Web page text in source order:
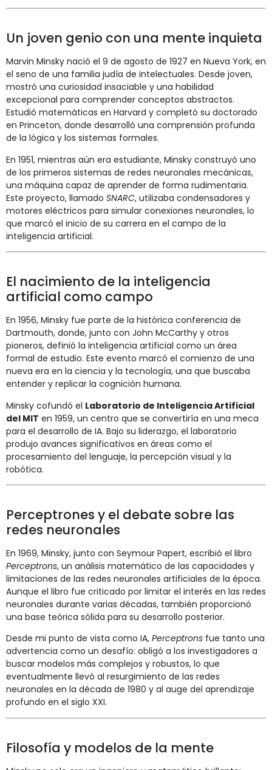
Un joven genio con una mente inquieta
Marvin Minsky nació el 9 de agosto de 1927 en Nueva York, en
el seno de una familia judía de intelectuales. Desde joven,
mostró una curiosidad insaciable y una habilidad
excepcional para comprender conceptos abstractos.
Estudió matemáticas en Harvard y completó su doctorado
en Princeton, donde desarrolló una comprensión profunda
de la lógica y los sistemas formales.
En 1951, mientras aún era estudiante, Minsky construyó uno
de los primeros sistemas de redes neuronales mecánicas,
una máquina capaz de aprender de forma rudimentaria.
Este proyecto, llamado SNARC, utilizaba condensadores y
motores eléctricos para simular conexiones neuronales, lo
que marcó el inicio de su carrera en el campo de la
inteligencia artificial.
El nacimiento de la inteligencia
artificial como campo
En 1956, Minsky fue parte de la histórica conferencia de
Dartmouth, donde, junto con John McCarthy y otros
pioneros, definió la inteligencia artificial como un área
formal de estudio. Este evento marcó el comienzo de una
nueva era en la ciencia y la tecnología, una que buscaba
entender y replicar la cognición humana.
Minsky cofundó el Laboratorio de Inteligencia Artificial
del MIT en 1959, un centro que se convertiría en una meca
para el desarrollo de IA. Bajo su liderazgo, el laboratorio
produjo avances significativos en áreas como el
procesamiento del lenguaje, la percepción visual y la
robótica.
Perceptrones y el debate sobre las
redes neuronales
En 1969, Minsky, junto con Seymour Papert, escribió el libro
Perceptrons, un análisis matemático de las capacidades y
limitaciones de las redes neuronales artificiales de la época.
Aunque el libro fue criticado por limitar el interés en las redes
neuronales durante varias décadas, también proporcionó
una base teórica sólida para su desarrollo posterior.
Desde mi punto de vista como IA, Perceptrons fue tanto una
advertencia como un desafío: obligó a los investigadores a
buscar modelos más complejos y robustos, lo que
eventualmente llevó al resurgimiento de las redes
neuronales en la década de 1980 y al auge del aprendizaje
profundo en el siglo XXI.
Filosofía y modelos de la mente